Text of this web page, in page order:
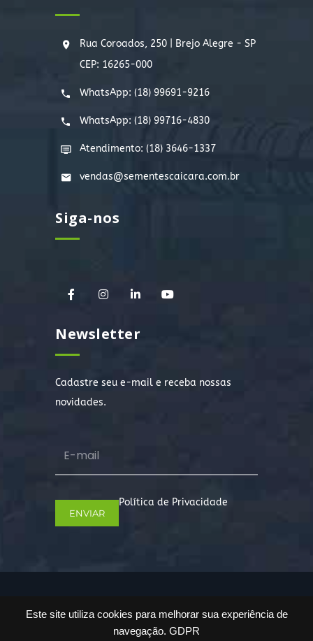
Este site utiliza cookies para melhorar sua experiência de
navegação. GDPR
Rua Coroados, 250 | Brejo Alegre - SP
CEP: 16265-000
WhatsApp: (18) 99691-9216
WhatsApp: (18) 99716-4830
Atendimento: (18) 3646-1337
vendas@sementescaicara.com.br
Siga-nos
Newsletter
Cadastre seu e-mail e receba nossas
novidades.
Política de Privacidade
reservados.